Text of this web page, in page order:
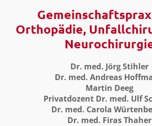
Orthopädie,
Dr. med. Jörg Stihler
Dr. med. Andreas
Martin Deeg
Privatdozent Dr. med. Ulf
Dr. med. Carola
Dr. med. Firas Thaher